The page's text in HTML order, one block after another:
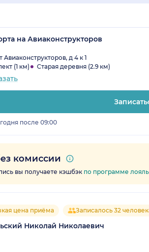
на Авиаконструкторов
Авиаконструкторов, д 4 к 1
(1 км)
Старая деревня (2.9 км)
после 09:00
комиссии
вы получаете кэшбэк по программе
цена приёма Записалось 32
Николай Николаевич